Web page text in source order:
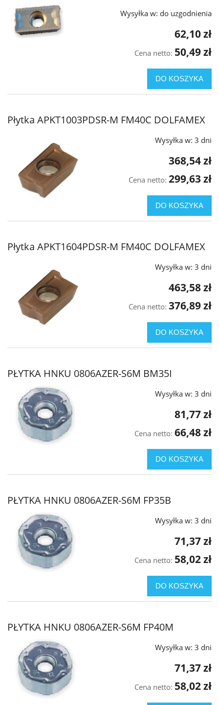
Wysyłka w: do uzgodnienia
62,10 zł
Cena netto: 50,49 zł
DO KOSZYKA
Płytka APKT1003PDSR-M FM40C DOLFAMEX
Wysyłka w: 3 dni
368,54 zł
Cena netto: 299,63 zł
DO KOSZYKA
Płytka APKT1604PDSR-M FM40C DOLFAMEX
Wysyłka w: 3 dni
463,58 zł
Cena netto: 376,89 zł
DO KOSZYKA
PŁYTKA HNKU 0806AZER-S6M BM35I
Wysyłka w: 3 dni
81,77 zł
Cena netto: 66,48 zł
DO KOSZYKA
PŁYTKA HNKU 0806AZER-S6M FP35B
Wysyłka w: 3 dni
71,37 zł
Cena netto: 58,02 zł
DO KOSZYKA
PŁYTKA HNKU 0806AZER-S6M FP40M
Wysyłka w: 3 dni
71,37 zł
Cena netto: 58,02 zł